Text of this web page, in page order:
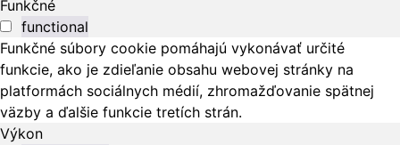
Funkčné
functional
Funkčné súbory cookie pomáhajú vykonávať určité
funkcie, ako je zdieľanie obsahu webovej stránky na
platformách sociálnych médií, zhromažďovanie spätnej
väzby a ďalšie funkcie tretích strán.
Výkon